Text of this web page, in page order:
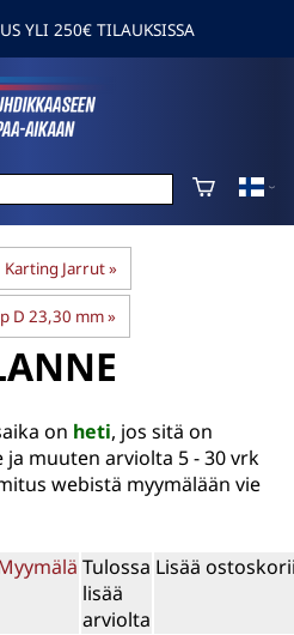
YLI 250€ TILAUKSISSA
Karting Jarrut‪»
D 23,30 mm‪»
on heti, jos sitä on
ja muuten arviolta 5 - 30 vrk
webistä myymälään vie
Tulossa
lisää
arviolta
Lisää